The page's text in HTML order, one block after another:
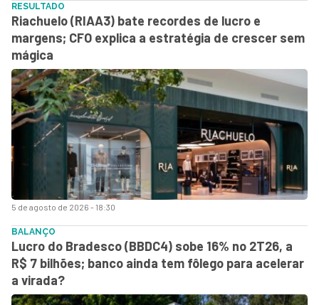
5 de agosto de 2026 - 18:30
RESULTADO
Riachuelo (RIAA3) bate recordes de lucro e
margens; CFO explica a estratégia de crescer sem
mágica
BALANÇO
Lucro do Bradesco (BBDC4) sobe 16% no 2T26, a
R$ 7 bilhões; banco ainda tem fôlego para acelerar
a virada?